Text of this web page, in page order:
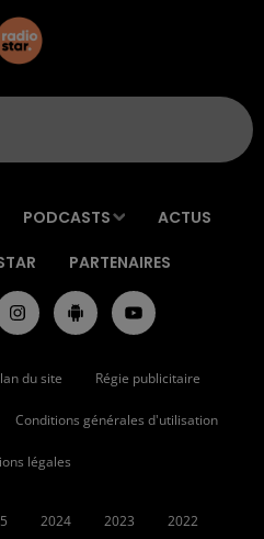
PODCASTS ACTUS
PARTENAIRES
du site Régie publicitaire
Conditions générales d'utilisation
légales
2024 2023 2022